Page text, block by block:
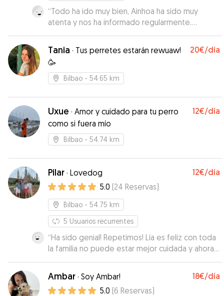
“Todo ha ido muy bien, Ainhoa ha sido muy
atenta y nos ha informado regularmente.
¡Recomendable!”
Tania · Tus perretes estarán rewuaw!
🥳
20€/día
Bilbao - 54.65 km
Uxue · Amor y cuidado para tu perro
como si fuera mío
12€/día
Bilbao - 54.74 km
Pilar · Lovedog 12€/día
5.0 (24 Reservas)
Bilbao - 54.75 km
5 Usuarios recurrentes
“Ha sido genial! Repetimos! Lía es feliz con toda
la familia no puede estar mejor cuidada y ahora
quiere ir a buscar a Eva 🥰🥰”
Ambar · Soy Ambar! 18€/día
5.0 (6 Reservas)